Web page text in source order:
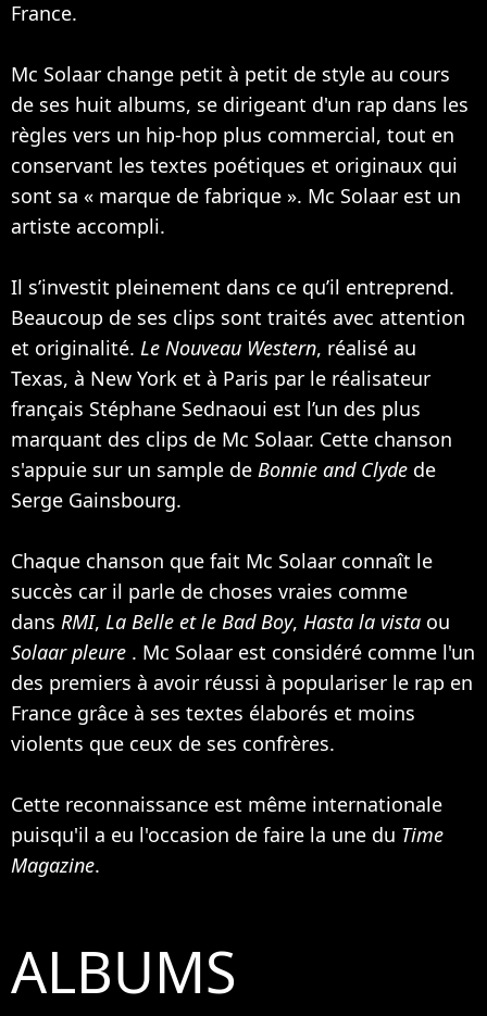
France.
Mc Solaar change petit à petit de style au cours
de ses huit albums, se dirigeant d'un rap dans les
règles vers un hip-hop plus commercial, tout en
conservant les textes poétiques et originaux qui
sont sa « marque de fabrique ». Mc Solaar est un
artiste accompli.
Il s’investit pleinement dans ce qu’il entreprend.
Beaucoup de ses clips sont traités avec attention
et originalité. Le Nouveau Western, réalisé au
Texas, à New York et à Paris par le réalisateur
français Stéphane Sednaoui est l’un des plus
marquant des clips de Mc Solaar. Cette chanson
s'appuie sur un sample de Bonnie and Clyde de
Serge Gainsbourg.
Chaque chanson que fait Mc Solaar connaît le
succès car il parle de choses vraies comme
dans RMI, La Belle et le Bad Boy, Hasta la vista ou
Solaar pleure . Mc Solaar est considéré comme l'un
des premiers à avoir réussi à populariser le rap en
France grâce à ses textes élaborés et moins
violents que ceux de ses confrères.
Cette reconnaissance est même internationale
puisqu'il a eu l'occasion de faire la une du Time
Magazine.
ALBUMS